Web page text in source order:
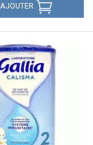
AJOUTER